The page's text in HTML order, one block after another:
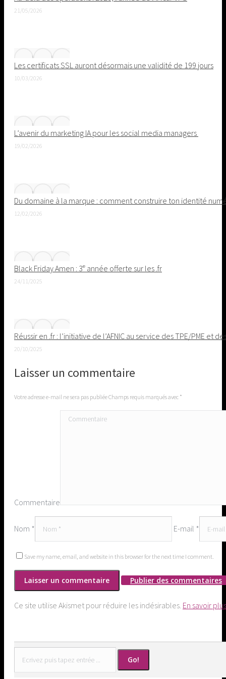
21/05/2026
Les certificats SSL auront désormais une validité de 199 jours
10/03/2026
L’avenir du marketing IA pour les social media managers
19/02/2026
Du domaine à la marque : comment construire ton identité
12/02/2026
Black Friday Amen : 3ᵉ année offerte sur les .fr
24/11/2025
Réussir en .fr : l’initiative de l’AFNIC au service des TPE/PME et
20/10/2025
Laisser un commentaire
Votre adresse e-mail ne sera pas publiée Champs requis marqués avec *
Commentaire
Nom * E-mail *
Save my name, email, and website in this browser for the next time I comment.
Publier des commentaires
Ce site utilise Akismet pour réduire les indésirables. En savoir